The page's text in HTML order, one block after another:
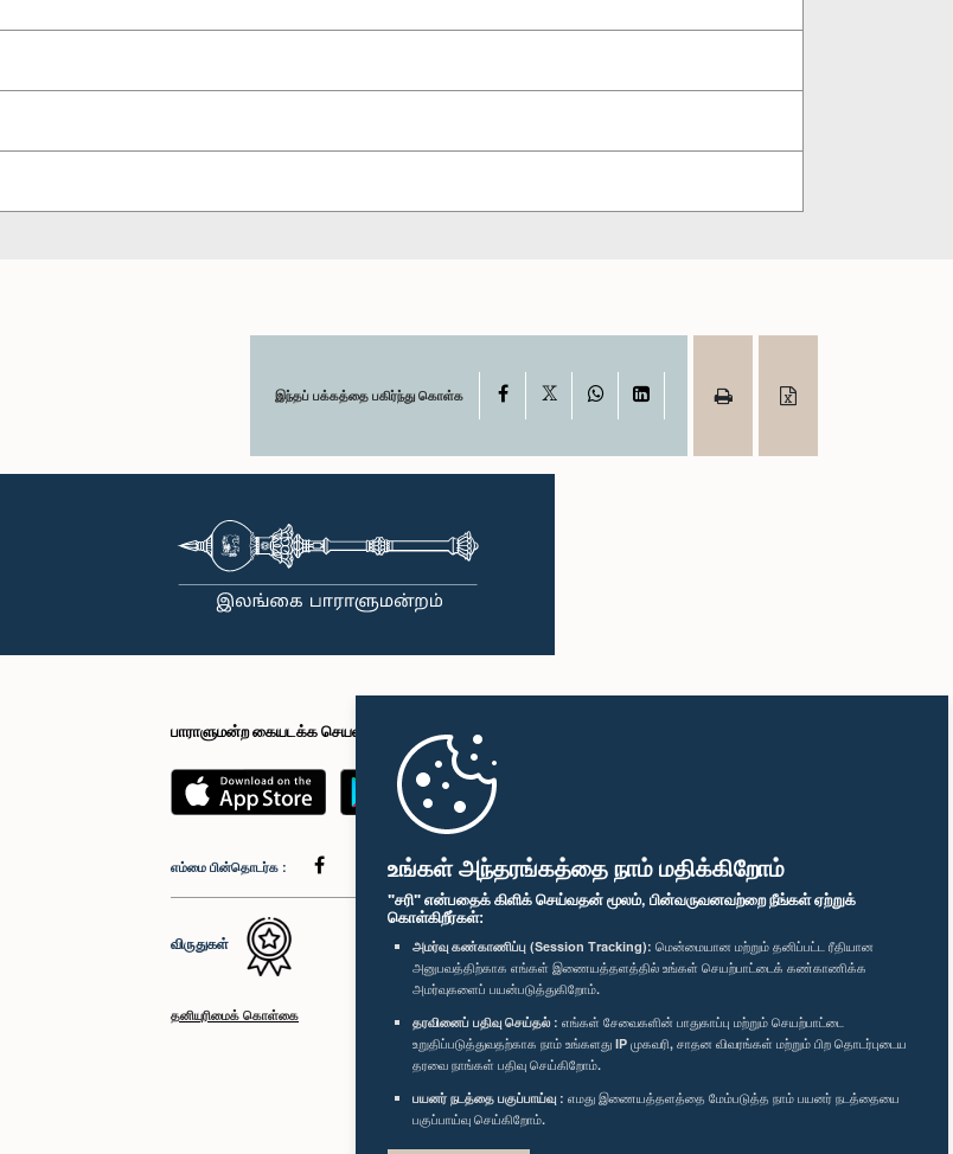
உங்கள் அந்தரங்கத்தை நாம் மதிக்கிறோம்
"சரி" என்பதைக் கிளிக் செய்வதன் மூலம், பின்வருவனவற்றை நீங்கள் ஏற்றுக்
கொள்கிறீர்கள்:
அமர்வு கண்காணிப்பு (Session Tracking): மென்மையான மற்றும் தனிப்பட்ட ரீதியான
அனுபவத்திற்காக எங்கள் இணையத்தளத்தில் உங்கள் செயற்பாட்டைக் கண்காணிக்க
அமர்வுகளைப் பயன்படுத்துகிறோம்.
தரவினைப் பதிவு செய்தல் : எங்கள் சேவைகளின் பாதுகாப்பு மற்றும் செயற்பாட்டை
உறுதிப்படுத்துவதற்காக நாம் உங்களது IP முகவரி, சாதன விவரங்கள் மற்றும் பிற தொடர்புடைய
தரவை நாங்கள் பதிவு செய்கிறோம்.
பயனர் நடத்தை பகுப்பாய்வு : எமது இணையத்தளத்தை மேம்படுத்த நாம் பயனர் நடத்தையை
பகுப்பாய்வு செய்கிறோம்.
இந்தப் பக்கத்தை பகிர்ந்து கொள்க Facebook WhatsAppLinkedIn
பாராளுமன்ற கையடக்க செயலி
எம்மை பின்தொடர்க :
விருதுகள்
தனியுரிமைக் கொள்கை